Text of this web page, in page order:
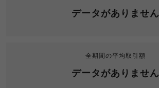
データがありません
全期間の平均取引額
データがありません